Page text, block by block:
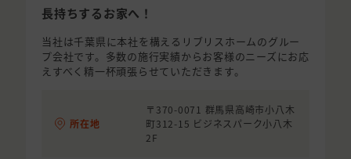
長持ちするお家へ！
当社は千葉県に本社を構えるリブリスホームのグルー
プ会社です。多数の施行実績からお客様のニーズにお応
えすべく精一杯頑張らせていただきます。
所在地
〒370-0071 群馬県高崎市小八木
町312-15 ビジネスパーク小八木
2F